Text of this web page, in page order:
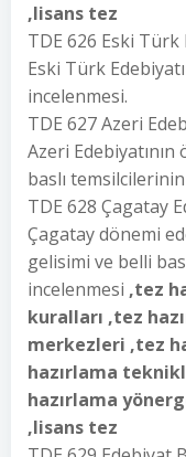
,lisans tez
TDE 626 Eski Türk
Eski Türk
incelenmesi.
TDE 627 Azeri
Azeri
baslı
TDE 628 Çagatay
Çagatay dönemi
gelisimi ve belli
incelenmesi ,tez
kuralları ,tez
merkezleri ,tez
hazırlama
hazırlama
,lisans tez